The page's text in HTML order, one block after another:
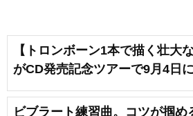
【トロンボーン1本で描く壮大
がCD発売記念ツアーで9月4日
ビブラート練習曲。コツが掴め